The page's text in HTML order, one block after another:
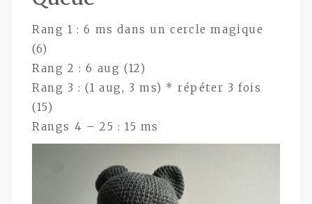
Rang 1 : 6 ms dans un cercle magique
(6)
Rang 2 : 6 aug (12)
Rang 3 : (1 aug, 3 ms) * répéter 3 fois
(15)
Rangs 4 – 25 : 15 ms